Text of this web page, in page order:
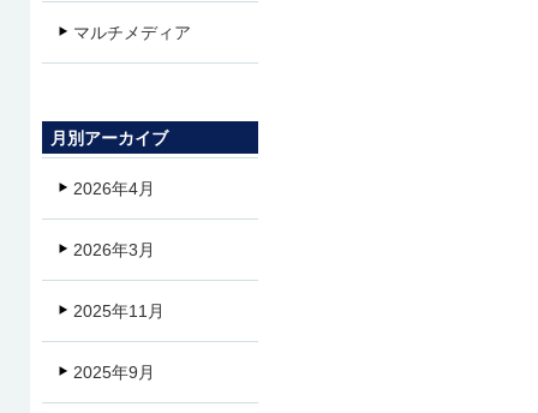
マルチメディア
月別アーカイブ
2026年4月
2026年3月
2025年11月
2025年9月